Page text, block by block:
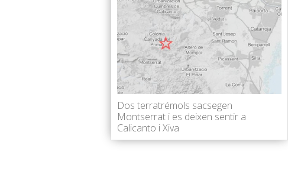
Dos terratrémols sacsegen
Montserrat i es deixen sentir a
Calicanto i Xiva